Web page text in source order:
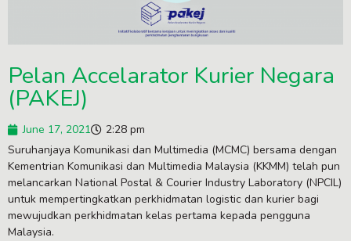
Pelan Accelarator Kurier Negara
(PAKEJ)
June 17, 2021
2:28 pm
Suruhanjaya Komunikasi dan Multimedia (MCMC) bersama dengan
Kementrian Komunikasi dan Multimedia Malaysia (KKMM) telah pun
melancarkan National Postal & Courier Industry Laboratory (NPCIL)
untuk mempertingkatkan perkhidmatan logistic dan kurier bagi
mewujudkan perkhidmatan kelas pertama kepada pengguna
Malaysia.